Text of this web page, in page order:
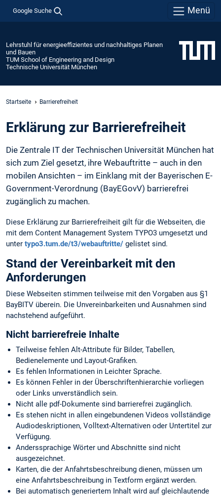
Google Suche Menü
Lehrstuhl für energieeffizientes und nachhaltiges Planen
und Bauen
TUM School of Engineering and Design
Technische Universität München
Startseite Barrierefreiheit
Erklärung zur Barrierefreiheit
Die Zentrale IT der Technischen Universität München hat
sich zum Ziel gesetzt, ihre Webauftritte – auch in den
mobilen Ansichten – im Einklang mit der Bayerischen E-
Government-Verordnung (BayEGovV) barrierefrei
zugänglich zu machen.
Diese Erklärung zur Barrierefreiheit gilt für die Webseiten, die
mit dem Content Management System TYPO3 umgesetzt und
unter typo3.tum.de/t3/webauftritte/ gelistet sind.
Stand der Vereinbarkeit mit den
Anforderungen
Diese Webseiten stimmen teilweise mit den Vorgaben aus §1
BayBITV überein. Die Unvereinbarkeiten und Ausnahmen sind
nachstehend aufgeführt.
Nicht barrierefreie Inhalte
Teilweise fehlen Alt-Attribute für Bilder, Tabellen,
Bedienelemente und Layout-Grafiken.
Es fehlen Informationen in Leichter Sprache.
Es können Fehler in der Überschriftenhierarchie vorliegen
oder Links unverständlich sein.
Nicht alle pdf-Dokumente sind barrierefrei zugänglich.
Es stehen nicht in allen eingebundenen Videos vollständige
Audiodeskriptionen, Volltext-Alternativen oder Untertitel zur
Verfügung.
Anderssprachige Wörter und Abschnitte sind nicht
ausgezeichnet.
Karten, die der Anfahrtsbeschreibung dienen, müssen um
eine Anfahrtsbeschreibung in Textform ergänzt werden.
Bei automatisch generiertem Inhalt wird auf gleichlautende